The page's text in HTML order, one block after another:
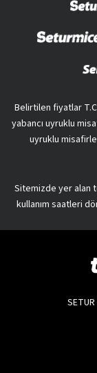
Belirtilen fiyatlar
yabancı uyruklu
uyruklu
Sitemizde yer alan
kullanım saatleri